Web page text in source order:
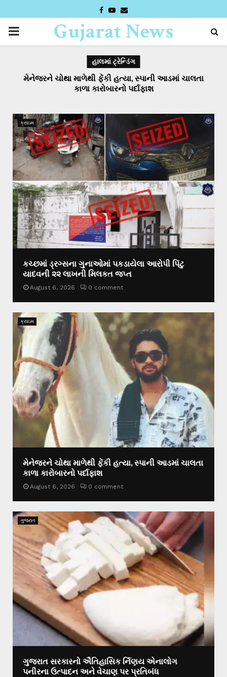
FACEBOOK
YOUTUBE
EMAIL
PRIMARYGujarat News
Desk
હાલમાં ટ્રેન્ડિંગ
મેનેજરને ચોથા માળેથી ફેંકી હત્યા, સ્પાની આડમાં ચાલતા
કાળા કારોબારનો પર્દાફાશ
ગુજરાત સરકારનો ઐતિહાસિક ર્નિણય એનાલોગ પનીરના
ઉત્પાદન અને વેચાણ પર પ્રતિબંધ
ક્રાઇમ
કચ્છમાં ડ્રગ્સના ગુનાઓમાં પકડાયેલા આરોપી પિંટુ
યાદવની ૨૨ લાખની મિલકત જપ્ત
August 6, 2026 0 comment
ક્રાઇમ
મેનેજરને ચોથા માળેથી ફેંકી હત્યા, સ્પાની આડમાં ચાલતા
કાળા કારોબારનો પર્દાફાશ
August 6, 2026 0 comment
ગુજરાત
ગુજરાત સરકારનો ઐતિહાસિક ર્નિણય એનાલોગ
પનીરના ઉત્પાદન અને વેચાણ પર પ્રતિબંધ